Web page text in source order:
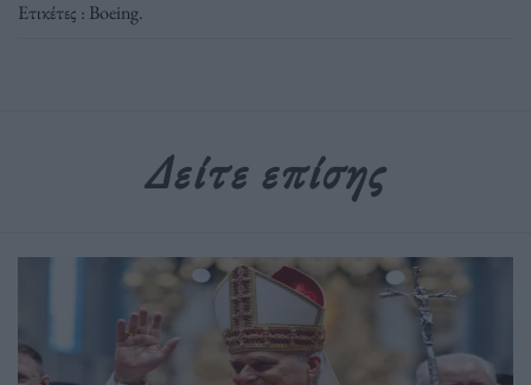
Ετικέτες : Boeing.
Δείτε επίσης